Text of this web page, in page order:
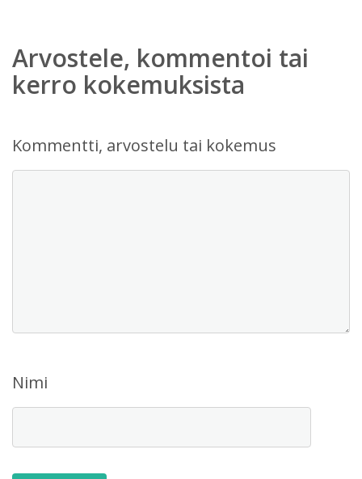
Arvostele, kommentoi tai
kerro kokemuksista
Kommentti, arvostelu tai kokemus
Nimi